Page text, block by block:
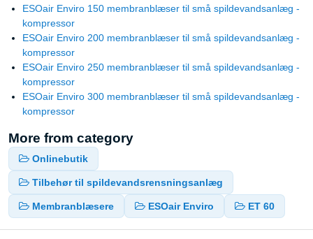
ESOair Enviro 150 membranblæser til små spildevandsanlæg -
kompressor
ESOair Enviro 200 membranblæser til små spildevandsanlæg -
kompressor
ESOair Enviro 250 membranblæser til små spildevandsanlæg -
kompressor
ESOair Enviro 300 membranblæser til små spildevandsanlæg -
kompressor
More from category
Onlinebutik
Tilbehør til spildevandsrensningsanlæg
Membranblæsere ESOair Enviro ET 60